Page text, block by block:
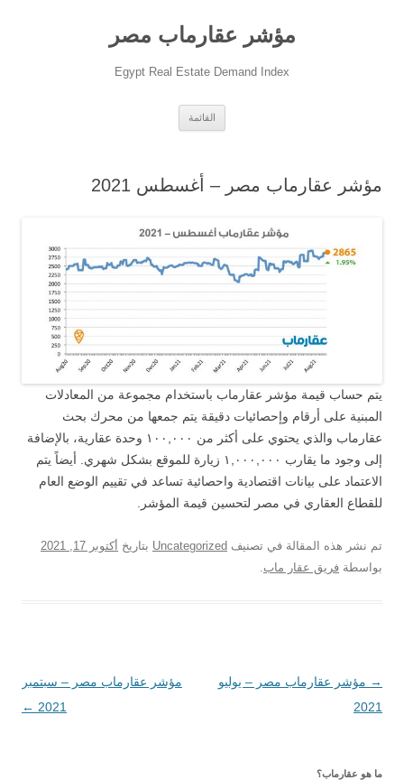
مؤشر عقارماب مصر
Egypt Real Estate Demand Index
القائمة
مؤشر عقارماب مصر – أغسطس 2021
يتم حساب قيمة مؤشر عقارماب باستخدام مجموعة من المعادلات
المبنية على أرقام وإحصائيات دقيقة يتم جمعها من محرك بحث
عقارماب والذي يحتوي على أكثر من ١٠٠,٠٠٠ وحدة عقارية، بالإضافة
إلى وجود ما يقارب ١,٠٠٠,٠٠٠ زيارة للموقع بشكل شهري. أيضاً يتم
الاعتماد على بيانات اقتصادية واحصائية تساعد في تقييم الوضع العام
للقطاع العقاري في مصر لتحسين قيمة المؤشر.
تم نشر هذه المقالة في تصنيف Uncategorized بتاريخ أكتوبر 17, 2021
بواسطة فريق عقار ماب
تصفّح
المقالات
→ مؤشر عقارماب مصر – يوليو
2021
مؤشر عقارماب مصر – سبتمبر
2021
←
ما هو عقارماب؟